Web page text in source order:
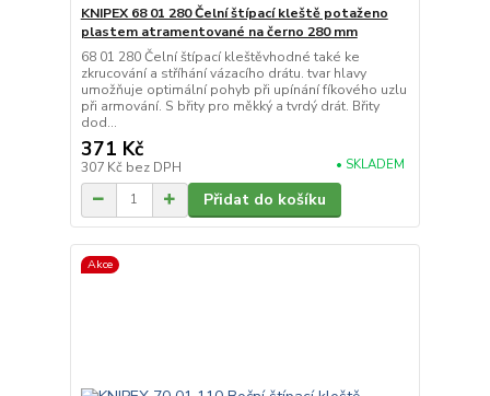
KNIPEX 68 01 280 Čelní štípací kleště potaženo
plastem atramentované na černo 280 mm
68 01 280 Čelní štípací kleštěvhodné také ke
zkrucování a stříhání vázacího drátu. tvar hlavy
umožňuje optimální pohyb při upínání fíkového uzlu
při armování. S břity pro měkký a tvrdý drát. Břity
dod...
371 Kč
307 Kč bez DPH • SKLADEM
Přidat do košíku
Akce